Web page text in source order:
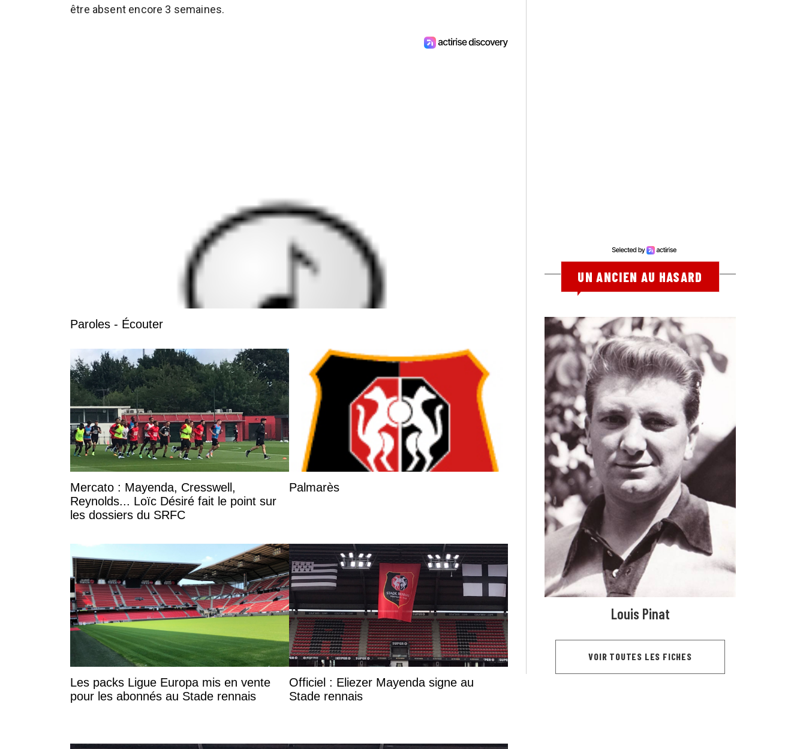
être absent encore 3 semaines.
Paroles - Écouter
Mercato : Mayenda, Cresswell,
Reynolds... Loïc Désiré fait le point sur
les dossiers du SRFC
Palmarès
Les packs Ligue Europa mis en vente
pour les abonnés au Stade rennais
Officiel : Eliezer Mayenda signe au
Stade rennais
UN ANCIEN AU HASARD
Louis Pinat
VOIR TOUTES LES FICHES